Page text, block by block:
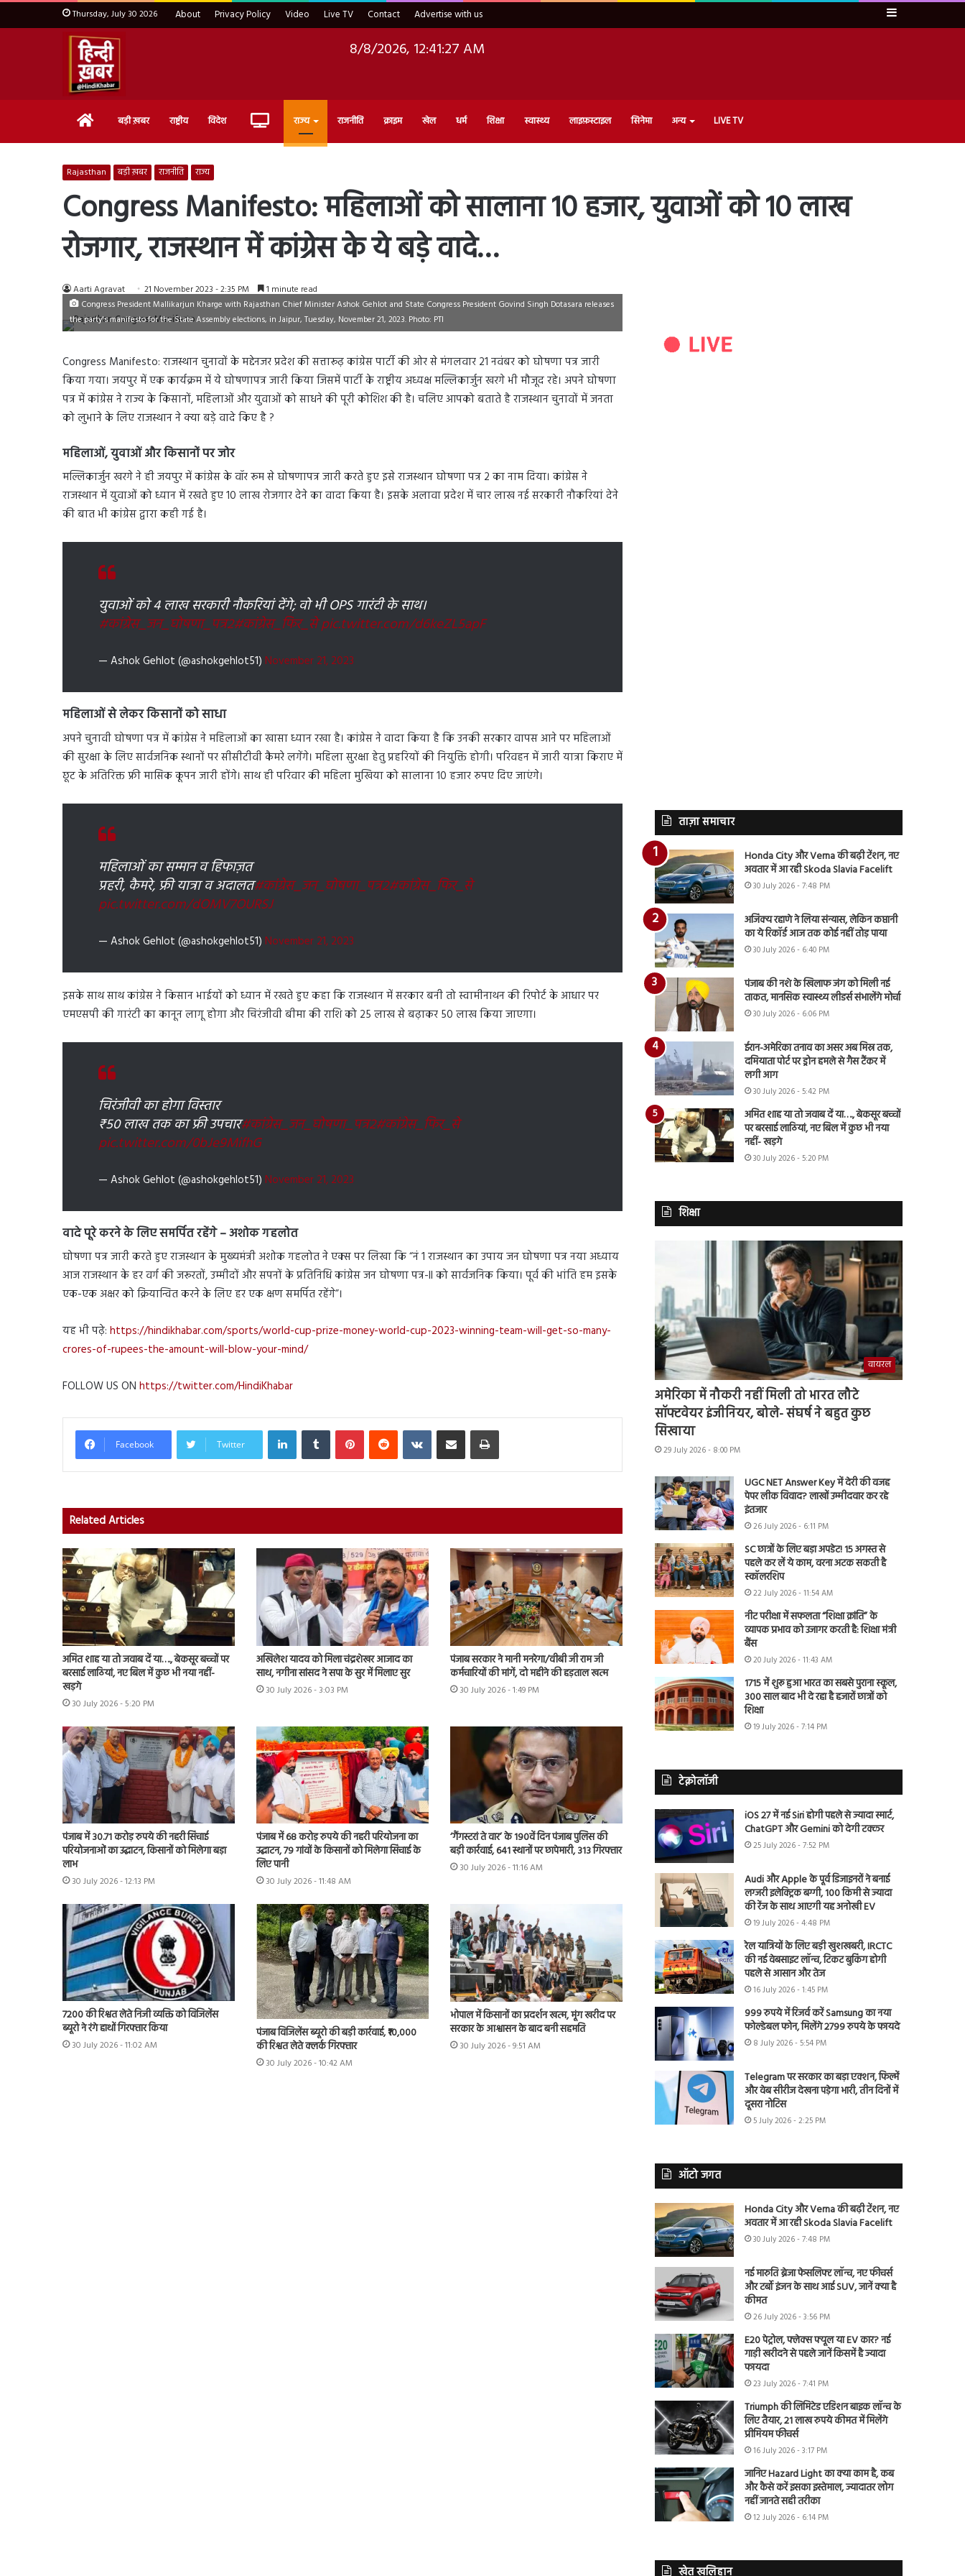
Thursday, July 30 2026 About Privacy Policy Video Live TV Contact Advertise with us Sidebar
8/8/2026, 12:41:29 AM
Home बड़ी ख़बर राष्ट्रीय विदेश Live राज्य राजनीति क्राइम खेल धर्म शिक्षा स्वास्थ्य लाइफ़स्टाइल सिनेमा अन्य LIVE TV
Rajasthan बड़ी ख़बर राजनीति राज्य
Congress Manifesto: महिलाओं को सालाना 10 हजार, युवाओं को 10 लाख
रोजगार, राजस्थान में कांग्रेस के ये बड़े वादे…
Aarti Agravat 21 November 2023 - 2:35 PM 1 minute read
Congress President Mallikarjun Kharge with Rajasthan Chief Minister Ashok Gehlot and State Congress President Govind Singh Dotasara releases
the party's manifesto for the State Assembly elections, in Jaipur, Tuesday, November 21, 2023. Photo: PTI
Congress Manifesto: राजस्थान चुनावों के मद्देनजर प्रदेश की सत्तारूढ़ कांग्रेस पार्टी की ओर से मंगलवार 21 नवंबर को घोषणा पत्र जारी
किया गया। जयपुर में एक कार्यक्रम में ये घोषणापत्र जारी किया जिसमें पार्टी के राष्ट्रीय अध्यक्ष मल्लिकार्जुन खरगे भी मौजूद रहे। अपने घोषणा
पत्र में कांग्रेस ने राज्य के किसानों, महिलाओं और युवाओं को साधने की पूरी कोशिश की है। चलिए आपको बताते है राजस्थान चुनावों में जनता
को लुभाने के लिए राजस्थान ने क्या बड़े वादे किए है ?
महिलाओं, युवाओं और किसानों पर जोर
मल्लिकार्जुन खरगे ने ही जयपुर में कांग्रेस के वॉर रूम से घोषणापत्र जारी करते हुए इसे राजस्थान घोषणा पत्र 2 का नाम दिया। कांग्रेस ने
राजस्थान में युवाओं को ध्यान में रखते हुए 10 लाख रोजगार देने का वादा किया है। इसके अलावा प्रदेश में चार लाख नई सरकारी नौकरियां देने
की बात भी कांग्रेस द्वारा कही गई है।
युवाओं को 4 लाख सरकारी नौकरियां देंगे; वो भी OPS गारंटी के साथ।
#कांग्रेस_जन_घोषणा_पत्र2#कांग्रेस_फिर_सेpic.twitter.com/d6keZL5apF
— Ashok Gehlot (@ashokgehlot51) November 21, 2023
महिलाओं से लेकर किसानों को साधा
अपने चुनावी घोषणा पत्र में कांग्रेस ने महिलाओं का खासा ध्यान रखा है। कांग्रेस ने वादा किया है कि उनकी सरकार वापस आने पर महिलाओं
की सुरक्षा के लिए सार्वजनिक स्थानों पर सीसीटीवी कैमरे लगेंगे। महिला सुरक्षा हेतु प्रहरियों की नियुक्ति होगी। परिवहन में जारी यात्रा किराए में
छूट के अतिरिक्त फ्री मासिक कूपन जारी होंगे। साथ ही परिवार की महिला मुखिया को सालाना 10 हजार रुपए दिए जाएंगे।
महिलाओं का सम्मान व हिफाज़त
प्रहरी, कैमरे, फ्री यात्रा व अदालत#कांग्रेस_जन_घोषणा_पत्र2#कांग्रेस_फिर_से
pic.twitter.com/dOMV7OURSJ
— Ashok Gehlot (@ashokgehlot51) November 21, 2023
इसके साथ साथ कांग्रेस ने किसान भाईयों को ध्यान में रखते हुए कहा कि राजस्थान में सरकार बनी तो स्वामीनाथन की रिपोर्ट के आधार पर
एमएसपी की गारंटी का कानून लागू होगा और चिरंजीवी बीमा की राशि को 25 लाख से बढ़ाकर 50 लाख किया जाएगा।
चिरंजीवी का होगा विस्तार
₹50 लाख तक का फ्री उपचार#कांग्रेस_जन_घोषणा_पत्र2#कांग्रेस_फिर_से
pic.twitter.com/0bJe9MifhG
— Ashok Gehlot (@ashokgehlot51) November 21, 2023
वादे पूरे करने के लिए समर्पित रहेंगे – अशोक गहलोत
घोषणा पत्र जारी करते हुए राजस्थान के मुख्यमंत्री अशोक गहलोत ने एक्स पर लिखा कि “नं 1 राजस्थान का उपाय जन घोषणा पत्र नया अध्याय
आज राजस्थान के हर वर्ग की जरूरतों, उम्मीदों और सपनों के प्रतिनिधि कांग्रेस जन घोषणा पत्र-II को सार्वजनिक किया। पूर्व की भांति हम इसके
एक-एक अक्षर को क्रियान्वित करने के लिए हर एक क्षण समर्पित रहेंगे”।
यह भी पढ़े: https://hindikhabar.com/sports/world-cup-prize-money-world-cup-2023-winning-team-will-get-so-many-
crores-of-rupees-the-amount-will-blow-your-mind/
FOLLOW US ON https://twitter.com/HindiKhabar
Facebook Twitter
LinkedInTumblr PinterestReddit VKontakteShare via Email Print
Related Articles
अमित शाह या तो जवाब दें या…., बेकसूर बच्चों पर
बरसाई लाठियां, नए बिल में कुछ भी नया नहीं-
खड़गे
30 July 2026 - 5:20 PM
अखिलेश यादव को मिला चंद्रशेखर आजाद का
साथ, नगीना सांसद ने सपा के सुर में मिलाए सुर
30 July 2026 - 3:03 PM
पंजाब सरकार ने मानी मनरेगा/वीबी जी राम जी
कर्मचारियों की मांगें, दो महीने की हड़ताल खत्म
30 July 2026 - 1:49 PM
पंजाब में 30.71 करोड़ रुपये की नहरी सिंचाई
परियोजनाओं का उद्घाटन, किसानों को मिलेगा बड़ा
लाभ
30 July 2026 - 12:13 PM
पंजाब में 68 करोड़ रुपये की नहरी परियोजना का
उद्घाटन, 79 गांवों के किसानों को मिलेगा सिंचाई के
लिए पानी
30 July 2026 - 11:48 AM
‘गैंगस्टरां ते वार’ के 190वें दिन पंजाब पुलिस की
बड़ी कार्रवाई, 641 स्थानों पर छापेमारी, 313 गिरफ्तार
30 July 2026 - 11:16 AM
7200 की रिश्वत लेते निजी व्यक्ति को विजिलेंस
ब्यूरो ने रंगे हाथों गिरफ्तार किया
30 July 2026 - 11:02 AM
पंजाब विजिलेंस ब्यूरो की बड़ी कार्रवाई, ₹10,000
की रिश्वत लेते क्लर्क गिरफ्तार
30 July 2026 - 10:42 AM
भोपाल में किसानों का प्रदर्शन खत्म, मूंग खरीद पर
सरकार के आश्वासन के बाद बनी सहमति
30 July 2026 - 9:51 AM
ताज़ा समाचार
Honda City और Verna की बढ़ी टेंशन, नए
अवतार में आ रही Skoda Slavia Facelift
30 July 2026 - 7:48 PM
अजिंक्य रहाणे ने लिया संन्यास, लेकिन कप्तानी
का ये रिकॉर्ड आज तक कोई नहीं तोड़ पाया
30 July 2026 - 6:40 PM
पंजाब की नशे के खिलाफ जंग को मिली नई
ताकत, मानसिक स्वास्थ्य लीडर्स संभालेंगे मोर्चा
30 July 2026 - 6:06 PM
ईरान-अमेरिका तनाव का असर अब मिस्र तक,
दमियाता पोर्ट पर ड्रोन हमले से गैस टैंकर में
लगी आग
30 July 2026 - 5:42 PM
अमित शाह या तो जवाब दें या…., बेकसूर बच्चों
पर बरसाई लाठियां, नए बिल में कुछ भी नया
नहीं- खड़गे
30 July 2026 - 5:20 PM
शिक्षा
वायरल
अमेरिका में नौकरी नहीं मिली तो भारत लौटे
सॉफ्टवेयर इंजीनियर, बोले- संघर्ष ने बहुत कुछ
सिखाया
29 July 2026 - 8:00 PM
UGC NET Answer Key में देरी की वजह
पेपर लीक विवाद? लाखों उम्मीदवार कर रहे
इंतजार
26 July 2026 - 6:11 PM
SC छात्रों के लिए बड़ा अपडेट! 15 अगस्त से
पहले कर लें ये काम, वरना अटक सकती है
स्कॉलरशिप
22 July 2026 - 11:54 AM
नीट परीक्षा में सफलता “शिक्षा क्रांति” के
व्यापक प्रभाव को उजागर करती है: शिक्षा मंत्री
बैंस
20 July 2026 - 11:43 AM
1715 में शुरू हुआ भारत का सबसे पुराना स्कूल,
300 साल बाद भी दे रहा है हजारों छात्रों को
शिक्षा
19 July 2026 - 7:14 PM
टेक्नोलॉजी
iOS 27 में नई Siri होगी पहले से ज्यादा स्मार्ट,
ChatGPT और Gemini को देगी टक्कर
25 July 2026 - 7:52 PM
Audi और Apple के पूर्व डिजाइनरों ने बनाई
लग्जरी इलेक्ट्रिक बग्गी, 100 किमी से ज्यादा
की रेंज के साथ आएगी यह अनोखी EV
19 July 2026 - 4:48 PM
रेल यात्रियों के लिए बड़ी खुशखबरी, IRCTC
की नई वेबसाइट लॉन्च, टिकट बुकिंग होगी
पहले से आसान और तेज
16 July 2026 - 1:45 PM
999 रुपये में रिजर्व करें Samsung का नया
फोल्डेबल फोन, मिलेंगे 2799 रुपये के फायदे
8 July 2026 - 5:54 PM
Telegram पर सरकार का बड़ा एक्शन, फिल्में
और वेब सीरीज देखना पड़ेगा भारी, तीन दिनों में
दूसरा नोटिस
5 July 2026 - 2:25 PM
ऑटो जगत
Honda City और Verna की बढ़ी टेंशन, नए
अवतार में आ रही Skoda Slavia Facelift
30 July 2026 - 7:48 PM
नई मारुति ब्रेजा फेसलिफ्ट लॉन्च, नए फीचर्स
और टर्बो इंजन के साथ आई SUV, जानें क्या है
कीमत
26 July 2026 - 3:56 PM
E20 पेट्रोल, फ्लेक्स फ्यूल या EV कार? नई
गाड़ी खरीदने से पहले जानें किसमें है ज्यादा
फायदा
23 July 2026 - 7:41 PM
Triumph की लिमिटेड एडिशन बाइक लॉन्च के
लिए तैयार, 21 लाख रुपये कीमत में मिलेंगे
प्रीमियम फीचर्स
16 July 2026 - 3:17 PM
जानिए Hazard Light का क्या काम है, कब
और कैसे करें इसका इस्तेमाल, ज्यादातर लोग
नहीं जानते सही तरीका
12 July 2026 - 6:14 PM